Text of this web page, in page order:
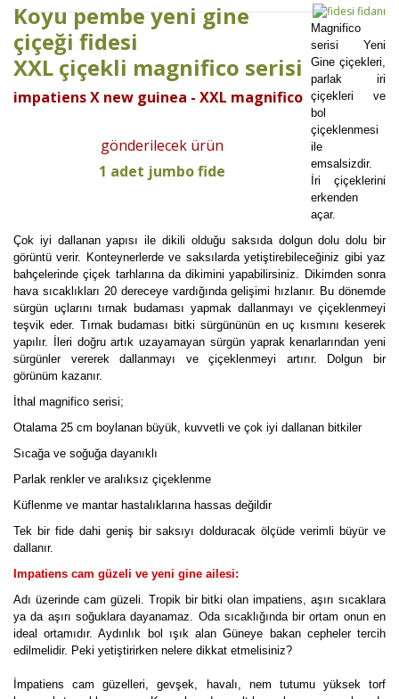
Koyu pembe yeni gine
çiçeği fidesi
XXL çiçekli magnifico serisi
impatiens X new guinea - XXL magnifico
gönderilecek ürün
1 adet jumbo fide
Magnifico
serisi Yeni
Gine çiçekleri,
parlak iri
çiçekleri ve
bol
çiçeklenmesi
ile
emsalsizdir.
İri çiçeklerini
erkenden
açar.
Çok iyi dallanan yapısı ile dikili olduğu saksıda dolgun dolu dolu bir
görüntü verir. Konteynerlerde ve saksılarda yetiştirebileceğiniz gibi yaz
bahçelerinde çiçek tarhlarına da dikimini yapabilirsiniz. Dikimden sonra
hava sıcaklıkları 20 dereceye vardığında gelişimi hızlanır. Bu dönemde
sürgün uçlarını tırnak budaması yapmak dallanmayı ve çiçeklenmeyi
teşvik eder. Tırnak budaması bitki sürgününün en uç kısmını keserek
yapılır. İleri doğru artık uzayamayan sürgün yaprak kenarlarından yeni
sürgünler vererek dallanmayı ve çiçeklenmeyi artırır. Dolgun bir
görünüm kazanır.
İthal magnifico serisi;
Otalama 25 cm boylanan büyük, kuvvetli ve çok iyi dallanan bitkiler
Sıcağa ve soğuğa dayanıklı
Parlak renkler ve aralıksız çiçeklenme
Küflenme ve mantar hastalıklarına hassas değildir
Tek bir fide dahi geniş bir saksıyı dolduracak ölçüde verimli büyür ve
dallanır.
Impatiens cam güzeli ve yeni gine ailesi:
Adı üzerinde cam güzeli. Tropik bir bitki olan impatiens, aşırı sıcaklara
ya da aşırı soğuklara dayanamaz. Oda sıcaklığında bir ortam onun en
ideal ortamıdır. Aydınlık bol ışık alan Güneye bakan cepheler tercih
edilmelidir. Peki yetiştirirken nelere dikkat etmelisiniz?
İmpatiens cam güzelleri, gevşek, havalı, nem tutumu yüksek torf